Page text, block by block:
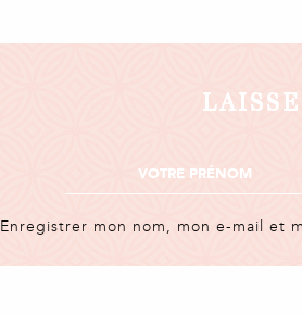
Enregistrer mon nom, mon e-mail et